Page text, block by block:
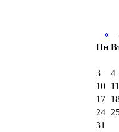
«
Пн
3
4
10
11
17
24
31